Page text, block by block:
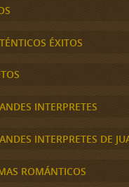
ÉXITOS
INTERPRETES
INTERPRETES DE
ROMÁNTICOS